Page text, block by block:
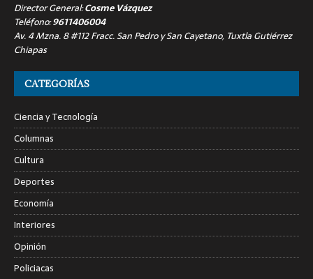
Director General:Cosme Vázquez
Teléfono:9611406004
Av. 4 Mzna. 8 #112 Fracc. San Pedro y San Cayetano, Tuxtla Gutiérrez
Chiapas
CATEGORÍAS
Ciencia y Tecnología
Columnas
Cultura
Deportes
Economía
Interiores
Opinión
Policiacas